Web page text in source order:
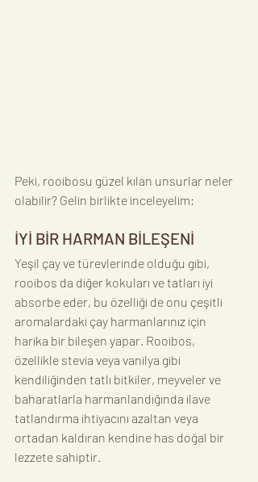
Peki, rooibosu güzel kılan unsurlar neler
olabilir? Gelin birlikte inceleyelim;
İYİ BİR HARMAN BİLEŞENİ
Yeşil çay ve türevlerinde olduğu gibi,
rooibos da diğer kokuları ve tatları iyi
absorbe eder, bu özelliği de onu çeşitli
aromalardaki çay harmanlarınız için
harika bir bileşen yapar. Rooibos,
özellikle stevia veya vanilya gibi
kendiliğinden tatlı bitkiler, meyveler ve
baharatlarla harmanlandığında ilave
tatlandırma ihtiyacını azaltan veya
ortadan kaldıran kendine has doğal bir
lezzete sahiptir.